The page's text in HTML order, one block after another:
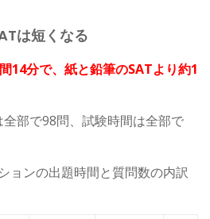
は短くなる
14分で、紙と鉛筆のSATより約1
部で98問、試験時間は全部で
ョンの出題時間と質問数の内訳